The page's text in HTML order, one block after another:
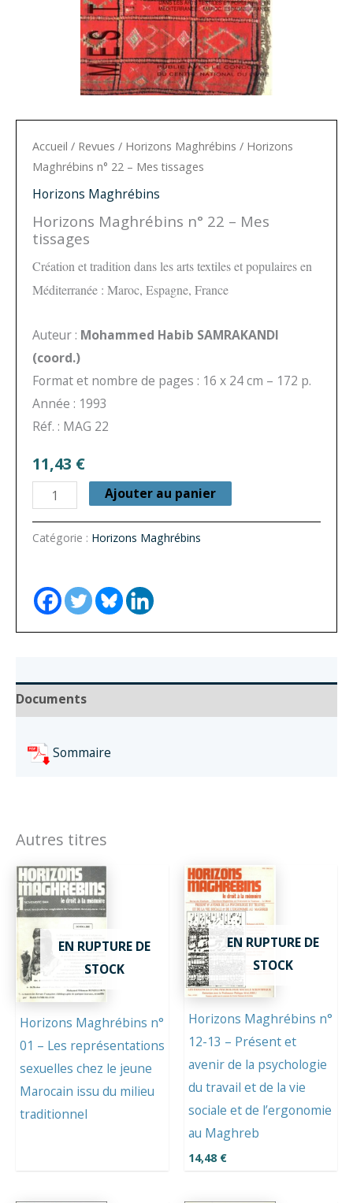
Accueil / Revues / Horizons Maghrébins / Horizons
Maghrébins n° 22 – Mes tissages
Horizons Maghrébins
Horizons Maghrébins n° 22 – Mes
tissages
Création et tradition dans les arts textiles et populaires en
Méditerranée : Maroc, Espagne, France
Auteur : Mohammed Habib SAMRAKANDI
(coord.)
Format et nombre de pages : 16 x 24 cm – 172 p.
Année : 1993
Réf. : MAG 22
11,43 €
quantité
de
Horizons
n°
22
-
Ajouter au panier
Catégorie : Horizons Maghrébins
Documents
Sommaire
Autres titres
EN RUPTURE DE
STOCK
Horizons Maghrébins n°
01 – Les représentations
sexuelles chez le jeune
Marocain issu du milieu
traditionnel
EN RUPTURE DE
STOCK
Horizons Maghrébins n°
12-13 – Présent et
avenir de la psychologie
du travail et de la vie
sociale et de l’ergonomie
au Maghreb
14,48 €